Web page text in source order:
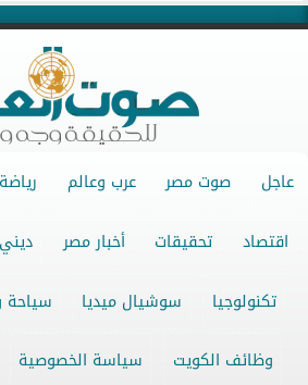
عاجل صوت مصر عرب وعالم رياضة
اقتصاد تحقيقات أخبار مصر ديني
تكنولوجيا سوشيال ميديا سياحة
وظائف الكويت سياسة الخصوصية